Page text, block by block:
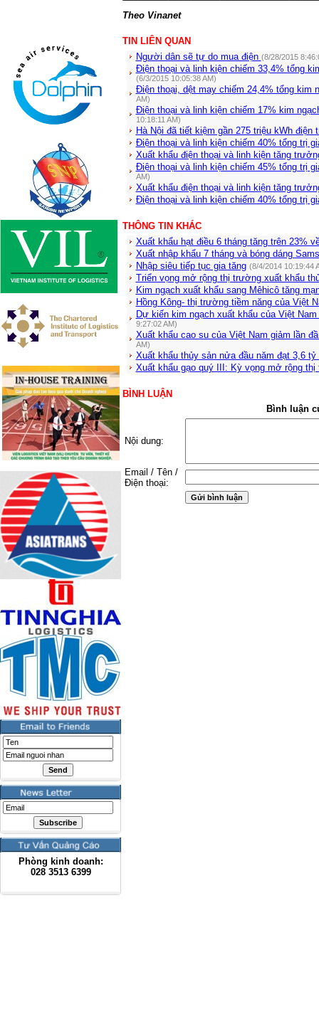
Phòng kinh doanh:
028 3513 6399
Theo Vinanet
TIN LIÊN QUAN
Người dân sẽ tự do mua điện (8/28/2015
Điện thoại và linh kiện chiếm 33,4% tổng
(6/3/2015 10:05:38 AM)
Điện thoại, dệt may chiếm 24,4% tổng kim
AM)
Điện thoại và linh kiện chiếm 17% kim
10:18:11 AM)
Hà Nội đã tiết kiệm gần 275 triệu kWh điện
Điện thoại và linh kiện chiếm 40% tổng trị
Xuất khẩu điện thoại và linh kiện tăng
Điện thoại và linh kiện chiếm 45% tổng trị
AM)
Xuất khẩu điện thoại và linh kiện tăng
Điện thoại và linh kiện chiếm 40% tổng trị
THÔNG TIN KHÁC
Xuất khẩu hạt điều 6 tháng tăng trên 23%
Xuất nhập khẩu 7 tháng và bóng dáng
Nhập siêu tiếp tục gia tăng (8/4/2014 10:19:44
Triển vọng mở rộng thị trường xuất khẩu
Kim ngạch xuất khẩu sang Mêhicô tăng
Hồng Kông- thị trường tiềm năng của Việt
Dự kiến kim ngạch xuất khẩu của Việt
9:27:02 AM)
Xuất khẩu cao su của Việt Nam giảm lần
AM)
Xuất khẩu thủy sản nửa đầu năm đạt 3,6 tỷ
Xuất khẩu gạo quý III: Kỳ vọng mở rộng thị
BÌNH LUẬN
Bình luận
Nội dung:
Email / Tên /
Điện thoại: